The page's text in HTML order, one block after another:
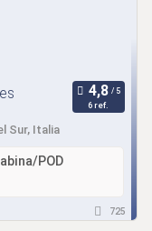
6 ref.
Sur, Italia
POD
725